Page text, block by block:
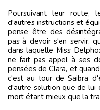
Poursuivant leur route,
d'autres instructions et
pense être des
pas à devoir s'en servir,
dans laquelle Miss
ne fait pas appel à ses
pensées de Clara, et
c'est au tour de Saibra
d'autre solution que de lui
mort étant mieux que la